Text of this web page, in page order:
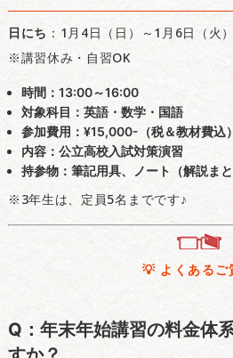
日にち ：1月4日（日）～1月6日（火
※講習休み・自習OK
時間：13:00～16:00
対象科目 ：英語・数学・国語
参加費用 ：¥15,000-（税＆教材費込）
内容：公立高校入試対策演習
持参物：筆記用具、ノート（解説まと
※3年生は、定員5名までです♪
💡 よくあるご
Q：年末年始講習の料金体